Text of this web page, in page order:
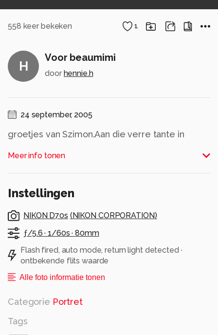
558 keer bekeken 1
H
Voor beaumimi
door hennie.h
24 september, 2005
groetjes van Szimon.Aan die verre tante in
Meer info tonen
Instellingen
NIKON D70s (NIKON CORPORATION)
ƒ/5.6 ·1/60s ·80mm
Flash fired, auto mode, return light detected ·
ontbekende flits waarde
Alle foto informatie tonen
Categorie Portret
Tags